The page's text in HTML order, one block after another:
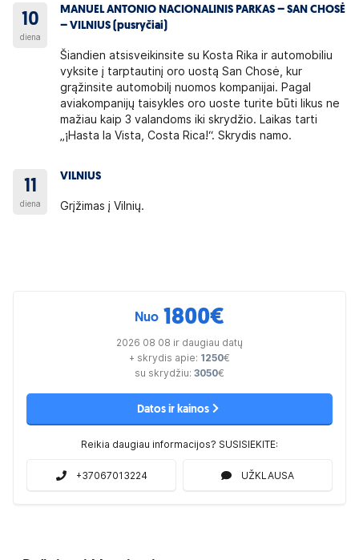
10
diena
MANUEL ANTONIO NACIONALINIS PARKAS – SAN CHOSĖ
– VILNIUS (pusryčiai)
Šiandien atsisveikinsite su Kosta Rika ir automobiliu
vyksite į tarptautinį oro uostą San Chosė, kur
grąžinsite automobilį nuomos kompanijai. Pagal
aviakompanijų taisykles oro uoste turite būti likus ne
mažiau kaip 3 valandoms iki skrydžio. Laikas tarti
„¡Hasta la Vista, Costa Rica!“. Skrydis namo.
11
diena
VILNIUS
Grįžimas į Vilnių.
Nuo 1800€
2026 08 08 ir daugiau datų
+ skrydis apie: 1250€
su skrydžiu: 3050€
Datos ir kainos
Reikia daugiau informacijos? SUSISIEKITE:
+37067013224 UŽKLAUSA